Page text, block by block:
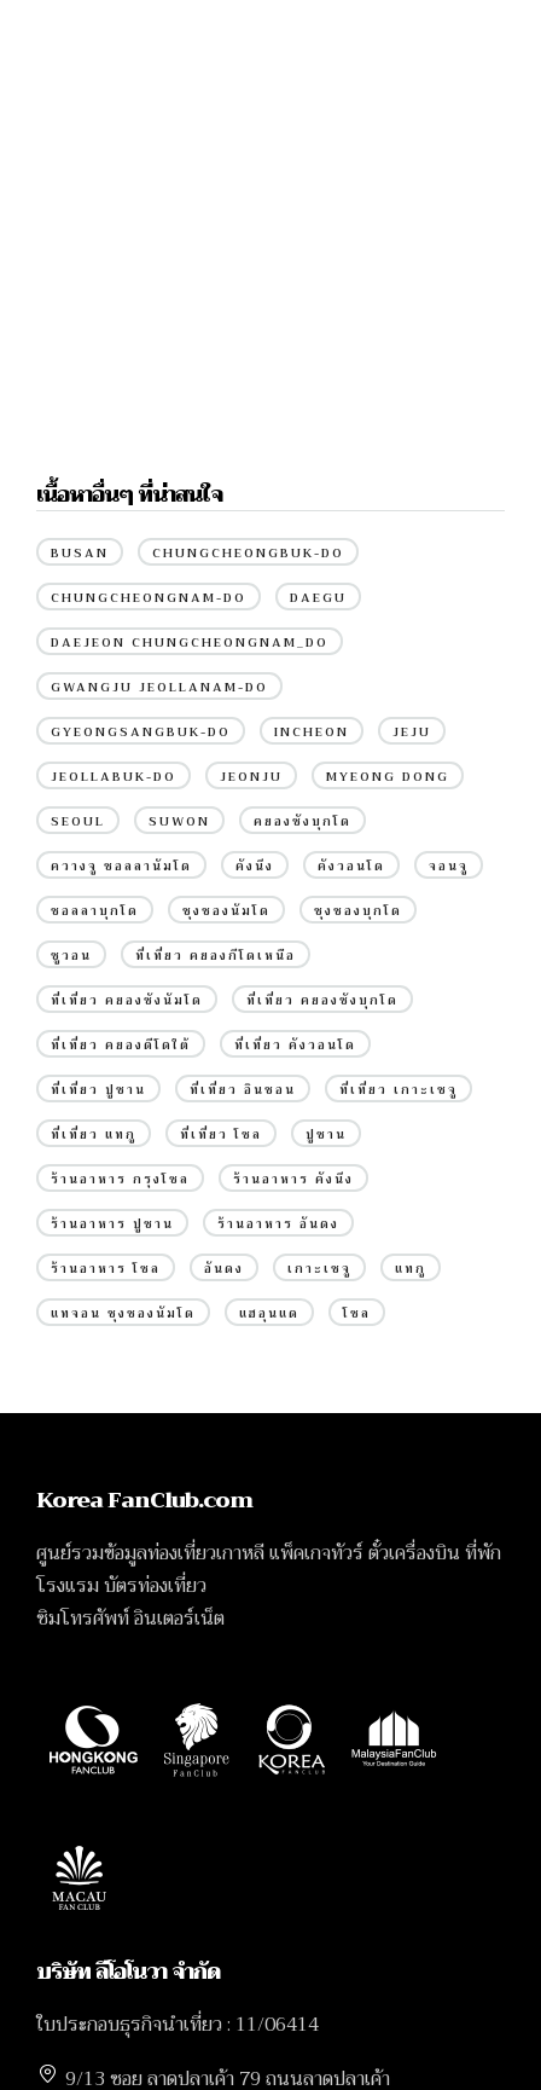
เนื้อหาอื่นๆ ที่น่าสนใจ
BUSAN CHUNGCHEONGBUK-DO
CHUNGCHEONGNAM-DO DAEGU
DAEJEON CHUNGCHEONGNAM_DO
GWANGJU JEOLLANAM-DO
GYEONGSANGBUK-DO INCHEON JEJU
JEOLLABUK-DO JEONJU MYEONG DONG
SEOUL SUWON คยองซังบุกโด
ควางจู ชอลลานัมโด คังนึง คังวอนโด จอนจู
ชอลลาบุกโด ชุงชองนัมโด ชุงชองบุกโด
ซูวอน ที่เที่ยว คยองกีโดเหนือ
ที่เที่ยว คยองซังนัมโด ที่เที่ยว คยองซังบุกโด
ที่เที่ยว คยองดีโดใต้ ที่เที่ยว คังวอนโด
ที่เที่ยว ปูซาน ที่เที่ยว อินชอน ที่เที่ยว เกาะเชจู
ที่เที่ยว แทกู ที่เที่ยว โซล ปูซาน
ร้านอาหาร กรุงโซล ร้านอาหาร คังนึง
ร้านอาหาร ปูซาน ร้านอาหาร อันดง
ร้านอาหาร โซล อันดง เกาะเชจู แทกู
แทจอน ชุงชองนัมโด แฮอุนแด โซล
Korea FanClub.com
ศูนย์รวมข้อมูลท่องเที่ยวเกาหลี แพ็คเกจทัวร์ ตั๋วเครื่องบิน ที่พัก
โรงแรม บัตรท่องเที่ยว
ซิมโทรศัพท์ อินเตอร์เน็ต
บริษัท ลีโอโนวา จำกัด
ใบประกอบธุรกิจนำเที่ยว : 11/06414
9/13 ซอย ลาดปลาเค้า 79 ถนนลาดปลาเค้า